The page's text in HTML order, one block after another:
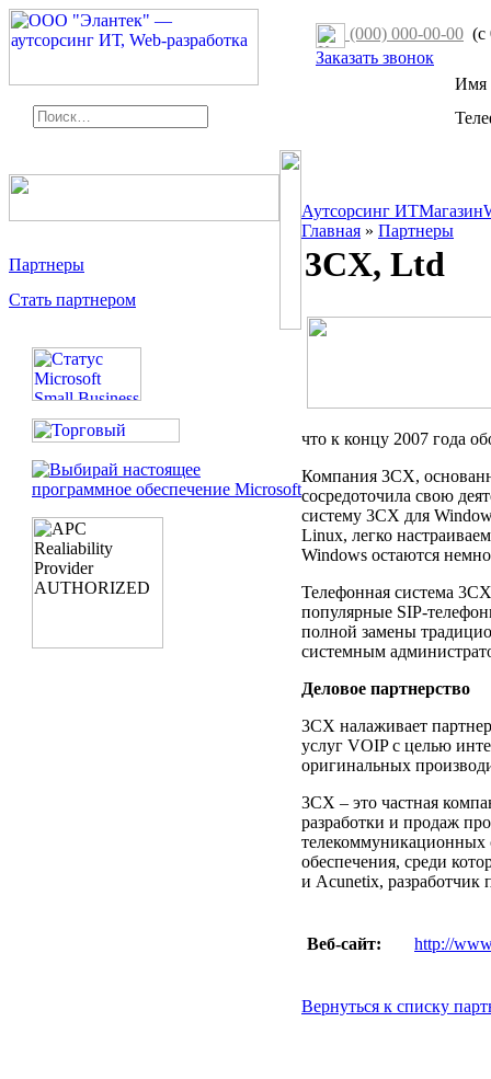
Партнеры
Стать партнером
(000) 000-00-00 (с
Заказать звонок
Имя
Аутсорсинг ИТМагазин
Главная » Партнеры
3CX, Ltd
что к концу 2007 года
Компания 3CX,
сосредоточила свою
систему 3CX для
Linux, легко
Windows остаются
Телефонная система
популярные SIP-
полной замены
системным
Деловое партнерство
3CX налаживает
услуг VOIP с целью
оригинальных
3CX – это частная
разработки и продаж
телекоммуникационных
обеспечения, среди
и Acunetix, разработчик
Веб-сайт: http://
Вернуться к списку